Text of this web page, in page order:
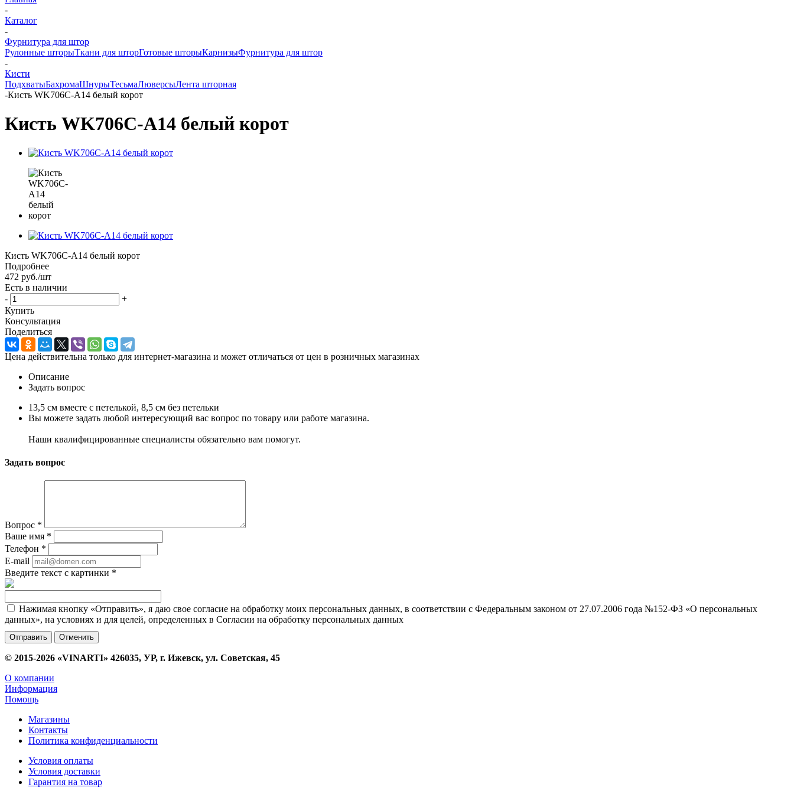
-
Каталог
-
Фурнитура для штор
Рулонные шторыТкани для шторГотовые шторыКарнизыФурнитура для штор
-
Кисти
ПодхватыБахромаШнурыТесьмаЛюверсыЛента шторная
-Кисть WK706C-A14 белый корот
Кисть WK706C-A14 белый корот
Кисть WK706C-A14 белый корот
Подробнее
472 руб./шт
Есть в наличии
-
+
Купить
Консультация
Поделиться
Цена действительна только для интернет-магазина и может отличаться от цен в розничных магазинах
Описание
Задать вопрос
13,5 см вместе с петелькой, 8,5 см без петельки
Вы можете задать любой интересующий вас вопрос по товару или работе магазина.
Наши квалифицированные специалисты обязательно вам помогут.
Задать вопрос
Вопрос *
Ваше имя *
Телефон *
E-mail
Введите текст с картинки *
Нажимая кнопку «Отправить», я даю свое согласие на обработку моих персональных данных, в соответствии с Федеральным законом от 27.07.2006 года №152-ФЗ «О персональных
данных», на условиях и для целей, определенных в Согласии на обработку персональных данных
Отменить
© 2015-2026 «VINARTI» 426035, УР, г. Ижевск, ул. Советская, 45
О компании
Информация
Помощь
Магазины
Контакты
Политика конфиденциальности
Условия оплаты
Условия доставки
Гарантия на товар